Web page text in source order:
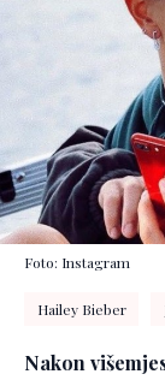
Foto: Instagram
Hailey Bieber
Nakon